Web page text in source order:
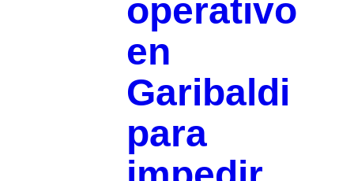
operativo
en
Garibaldi
para